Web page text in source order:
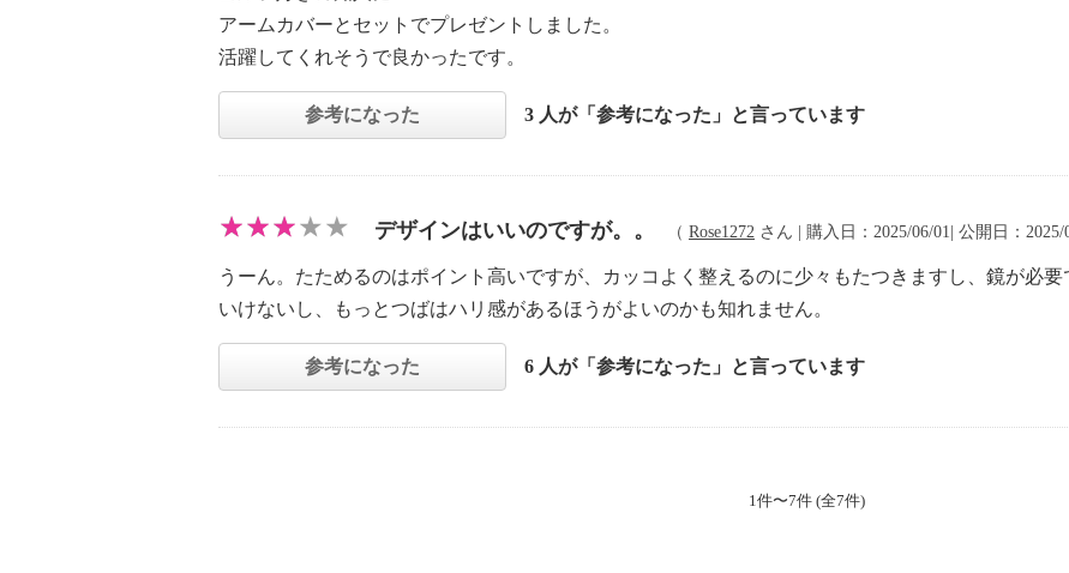
アームカバーとセットでプレゼントしました。
活躍してくれそうで良かったです。
参考になった 3 人が「参考になった」と言っています
デザインはいいのですが。。 （ Rose1272 さん | 購入日：2025/06/01| 公開日：2025/
うーん。たためるのはポイント高いですが、カッコよく整えるのに少々もたつきますし、鏡が必
いけないし、もっとつばはハリ感があるほうがよいのかも知れません。
参考になった 6 人が「参考になった」と言っています
1件〜7件 (全7件)